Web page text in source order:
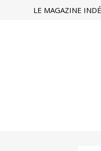
LE MAGAZINE